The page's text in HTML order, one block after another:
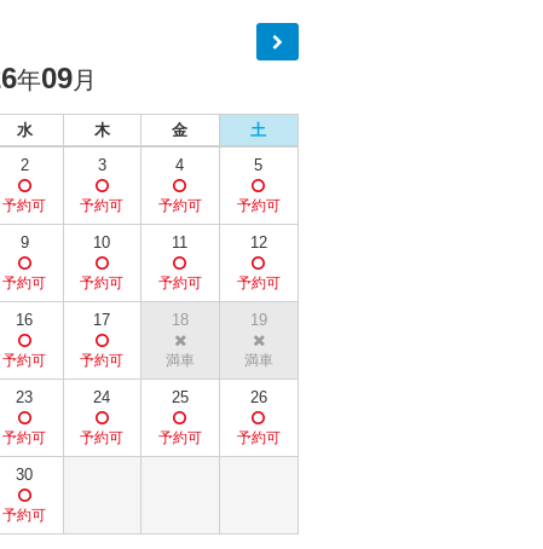
年09月
水 木 金
土
2 3 4 5
9 10 11 12
16 17 18 19
23 24 25 26
30